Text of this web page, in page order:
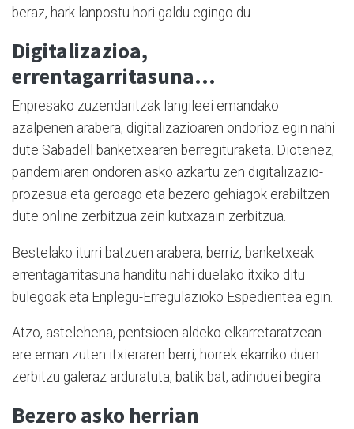
beraz, hark lanpostu hori galdu egingo du.
Digitalizazioa,
errentagarritasuna…
Enpresako zuzendaritzak langileei emandako
azalpenen arabera, digitalizazioaren ondorioz egin nahi
dute Sabadell banketxearen berregituraketa. Diotenez,
pandemiaren ondoren asko azkartu zen digitalizazio-
prozesua eta geroago eta bezero gehiagok erabiltzen
dute online zerbitzua zein kutxazain zerbitzua.
Bestelako iturri batzuen arabera, berriz, banketxeak
errentagarritasuna handitu nahi duelako itxiko ditu
bulegoak eta Enplegu-Erregulazioko Espedientea egin.
Atzo, astelehena, pentsioen aldeko elkarretaratzean
ere eman zuten itxieraren berri, horrek ekarriko duen
zerbitzu galeraz arduratuta, batik bat, adinduei begira.
Bezero asko herrian